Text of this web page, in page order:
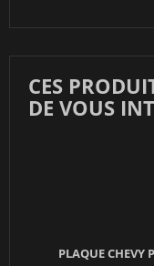
CES
DE VOUS
PLAQUE CHEVY